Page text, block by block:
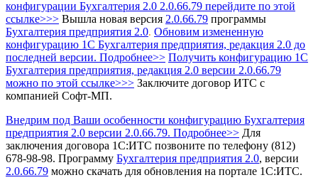
конфигурации Бухгалтерия 2.0 2.0.66.79 перейдите по этой
ссылке>>> Вышла новая версия 2.0.66.79 программы
Бухгалтерия предприятия 2.0. Обновим измененную
конфигурацию 1С Бухгалтерия предприятия, редакция 2.0 до
последней версии. Подробнее>> Получить конфигурацию 1С
Бухгалтерия предприятия, редакция 2.0 версии 2.0.66.79
можно по этой ссылке>>> Заключите договор ИТС с
компанией Софт-МП.
Внедрим под Ваши особенности конфигурацию Бухгалтерия
предприятия 2.0 версии 2.0.66.79. Подробнее>> Для
заключения договора 1С:ИТС позвоните по телефону (812)
678-98-98. Программу Бухгалтерия предприятия 2.0, версии
2.0.66.79 можно скачать для обновления на портале 1С:ИТС.